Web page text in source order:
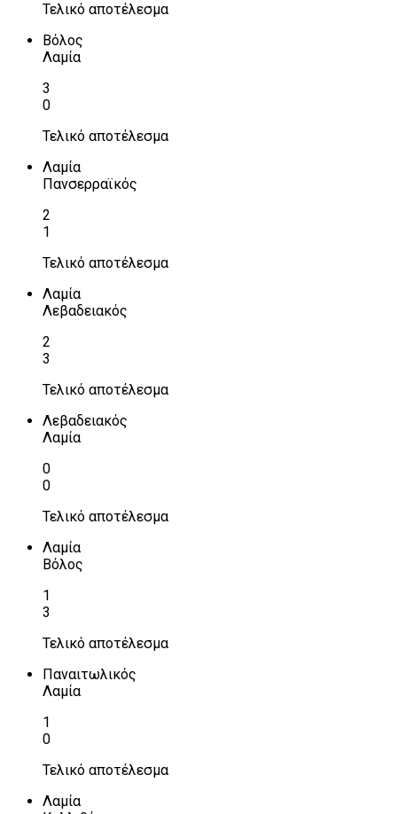
Τελικό αποτέλεσμα
Βόλος
Λαμία
3
0
Τελικό αποτέλεσμα
Λαμία
Πανσερραϊκός
2
1
Τελικό αποτέλεσμα
Λαμία
Λεβαδειακός
2
3
Τελικό αποτέλεσμα
Λεβαδειακός
Λαμία
0
0
Τελικό αποτέλεσμα
Λαμία
Βόλος
1
3
Τελικό αποτέλεσμα
Παναιτωλικός
Λαμία
1
0
Τελικό αποτέλεσμα
Λαμία